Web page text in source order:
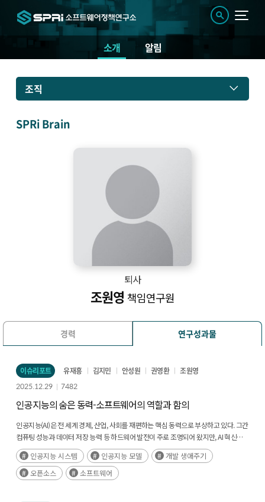
소개 알림
조직
SPRi Brain
퇴사
조원영 책임연구원
경력 연구성과물
이슈리포트 유재흥 김지민 안성원 권영환
조원영
2025.12.29
7482
인공지능의 숨은 동력-소프트웨어의 역할과 함의
인공지능(AI)은 전 세계 경제, 산업, 사회를 재편하는 핵심 동력으로 부상하고 있다. 그간
컴퓨팅 성능과 데이터 저장 능력 등 하드웨어 발전이 주로 조명되어 왔지만, AI 혁신을
실질적으로 가능하게 만드는 소프트웨어의 역할은 상대적으로 덜 주목받아 왔다.
그러나, 소프트웨어는 복잡한 알고리즘을 구현하는 수준을 넘어, AI 기술의 효율성,
확장성, 접근성 등을 좌우하는 기반이다. 고급 소프트웨어 프레임워크와 프로그래밍
인공지능 시스템 인공지능 모델
개발 생애주기
오픈소스
소프트웨어